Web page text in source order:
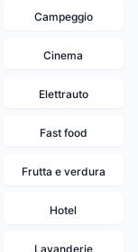
Campeggio
Cinema
Elettrauto
Fast food
Frutta e verdura
Hotel
Lavanderie